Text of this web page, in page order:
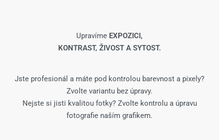
Upravíme EXPOZICI,
KONTRAST, ŽIVOST A SYTOST.
Jste profesionál a máte pod kontrolou barevnost a pixely?
Zvolte variantu bez úpravy.
Nejste si jisti kvalitou fotky? Zvolte kontrolu a úpravu
fotografie naším grafikem.